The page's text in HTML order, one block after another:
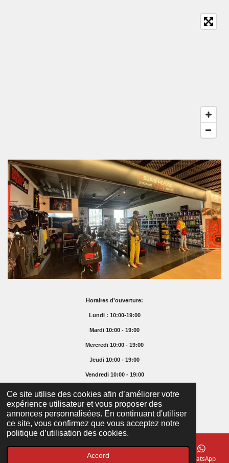
Ce site utilise des cookies afin d’améliorer votre
expérience utilisateur et vous proposer des
annonces personnalisées. En continuant d'utiliser
ce site, vous confirmez que vous acceptez notre
politique d’utilisation des cookies.
Accord
Horaires d'ouverture:
Lundi : 10:00-19:00
Mardi 10:00 - 19:00
Mercredi 10:00 - 19:00
Jeudi 10:00 - 19:00
Vendredi 10:00 - 19:00
Samedi 10:00 - 16:00
Dimanche Fermé
© 2025 Supremefoodshop.ch
Carte WhatsApp